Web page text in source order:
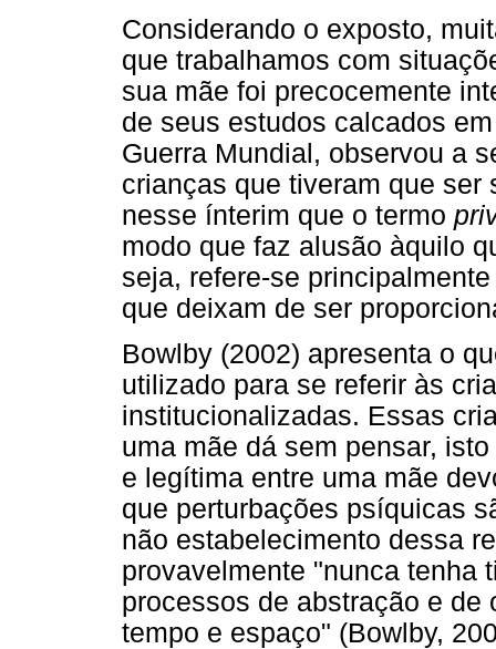
Considerando o exposto,
que trabalhamos com
sua mãe foi precocemente
de seus estudos calcados
Guerra Mundial, observou a
crianças que tiveram que
nesse ínterim que o termo
modo que faz alusão àquilo
seja, refere-se
que deixam de ser
Bowlby (2002) apresenta o
utilizado para se referir às
institucionalizadas. Essas
uma mãe dá sem pensar,
e legítima entre uma mãe
que perturbações psíquicas
não estabelecimento dessa
provavelmente "nunca tenha
processos de abstração e de
tempo e espaço" (Bowlby,